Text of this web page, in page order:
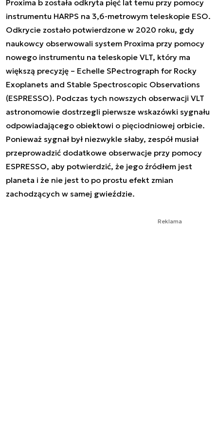
Proxima b została odkryta pięć lat temu przy pomocy
instrumentu HARPS na 3,6-metrowym teleskopie ESO.
Odkrycie zostało potwierdzone w 2020 roku, gdy
naukowcy obserwowali system Proxima przy pomocy
nowego instrumentu na teleskopie VLT, który ma
większą precyzję – Echelle SPectrograph for Rocky
Exoplanets and Stable Spectroscopic Observations
(ESPRESSO). Podczas tych nowszych obserwacji VLT
astronomowie dostrzegli pierwsze wskazówki sygnału
odpowiadającego obiektowi o pięciodniowej orbicie.
Ponieważ sygnał był niezwykle słaby, zespół musiał
przeprowadzić dodatkowe obserwacje przy pomocy
ESPRESSO, aby potwierdzić, że jego źródłem jest
planeta i że nie jest to po prostu efekt zmian
zachodzących w samej gwieździe.
Reklama